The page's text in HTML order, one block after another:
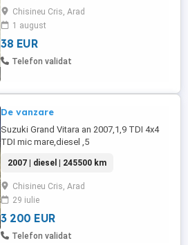
Chisineu Cris, Arad
1 august
38 EUR
Telefon validat
De vanzare
Suzuki Grand Vitara an 2007,1,9 TDI 4x4
TDI mic mare,diesel ,5
spate,acte valabile,stare buna de
functionare mai multe detali
2007 | diesel | 245500 km
Chisineu Cris, Arad
29 iulie
3 200 EUR
Telefon validat